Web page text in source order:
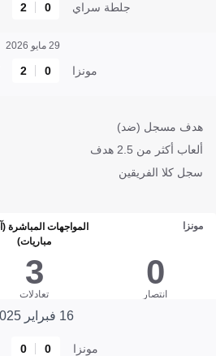
جلطة سراي 0
2
29 مايو 2026
مونزا 0
2
هدف مسجل (ضد)
ألعاب أكثر من 2.5 هدف
سجل كلا الفريقين
مونزا
مباريات)
0
انتصار
3
تعادلات
16 فبراير 2025
مونزا 0
0